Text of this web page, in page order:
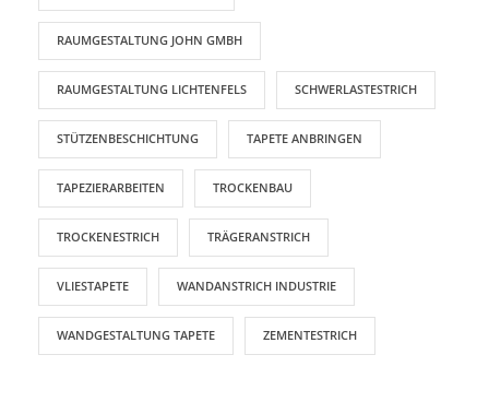
RAUMGESTALTUNG JOHN GMBH
RAUMGESTALTUNG LICHTENFELS SCHWERLASTESTRICH
STÜTZENBESCHICHTUNG TAPETE ANBRINGEN
TAPEZIERARBEITEN TROCKENBAU
TROCKENESTRICH TRÄGERANSTRICH
VLIESTAPETE WANDANSTRICH INDUSTRIE
WANDGESTALTUNG TAPETE ZEMENTESTRICH